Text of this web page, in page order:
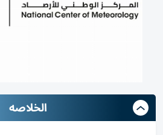
الخلاصه